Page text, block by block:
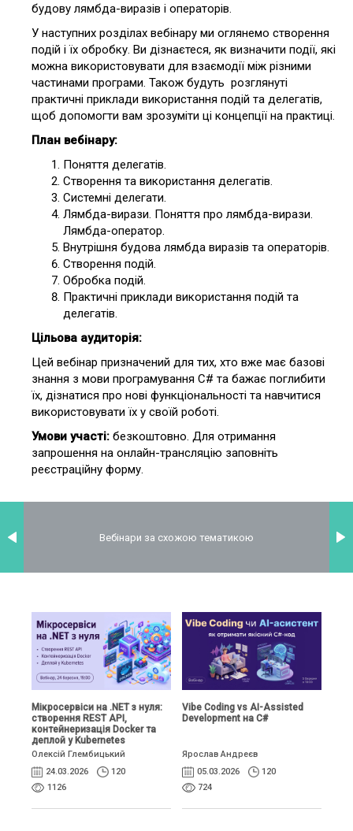
будову лямбда-виразів і операторів.
У наступних розділах вебінару ми оглянемо створення
подій і їх обробку. Ви дізнаєтеся, як визначити події, які
можна використовувати для взаємодії між різними
частинами програми. Також будуть розглянуті
практичні приклади використання подій та делегатів,
щоб допомогти вам зрозуміти ці концепції на практиці.
План вебінару:
Поняття делегатів.
Створення та використання делегатів.
Системні делегати.
Лямбда-вирази. Поняття про лямбда-вирази.
Лямбда-оператор.
Внутрішня будова лямбда виразів та операторів.
Створення подій.
Обробка подій.
Практичні приклади використання подій та
делегатів.
Цільова аудиторія:
Цей вебінар призначений для тих, хто вже має базові
знання з мови програмування C# та бажає поглибити
їх, дізнатися про нові функціональності та навчитися
використовувати їх у своїй роботі.
Умови участі: безкоштовно. Для отримання
запрошення на онлайн-трансляцію заповніть
реєстраційну форму.
Вебінари за схожою тематикою
Мікросервіси на .NET з нуля:
створення REST API,
контейнеризація Docker та
деплой у Kubernetes
Олексій Глембицький
24.03.2026
120
1126
Vibe Coding vs AI-Assisted
Development на C#
Ярослав Андреєв
05.03.2026
120
724